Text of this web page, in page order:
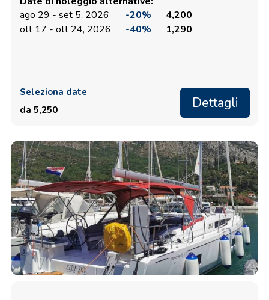
ago 29 - set 5, 2026
-20%
4,200
ott 17 - ott 24, 2026
-40% 1,290
Seleziona date
da 5,250
Dettagli